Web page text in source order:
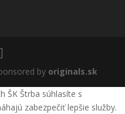
by originals.sk
ŠK Štrba súhlasíte s
zabezpečiť lepšie služby.